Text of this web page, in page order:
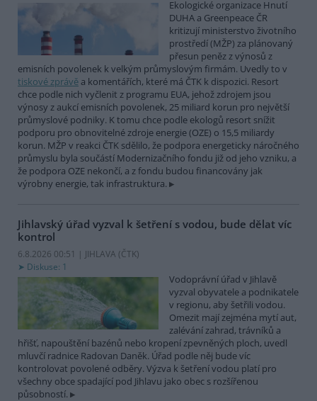
Ekologické organizace Hnutí
DUHA a Greenpeace ČR
kritizují ministerstvo životního
prostředí (MŽP) za plánovaný
přesun peněz z výnosů z
emisních povolenek k velkým průmyslovým firmám. Uvedly to v
tiskové zprávě a komentářích, které má ČTK k dispozici. Resort
chce podle nich vyčlenit z programu EUA, jehož zdrojem jsou
výnosy z aukcí emisních povolenek, 25 miliard korun pro největší
průmyslové podniky. K tomu chce podle ekologů resort snížit
podporu pro obnovitelné zdroje energie (OZE) o 15,5 miliardy
korun. MŽP v reakci ČTK sdělilo, že podpora energeticky náročného
průmyslu byla součástí Modernizačního fondu již od jeho vzniku, a
že podpora OZE nekončí, a z fondu budou financovány jak
výrobny energie, tak infrastruktura.
Jihlavský úřad vyzval k šetření s vodou, bude dělat víc
kontrol
6.8.2026 00:51 | JIHLAVA (ČTK)
Diskuse: 1
Vodoprávní úřad v Jihlavě
vyzval obyvatele a podnikatele
v regionu, aby šetřili vodou.
Omezit mají zejména mytí aut,
zalévání zahrad, trávníků a
hřišť, napouštění bazénů nebo kropení zpevněných ploch, uvedl
mluvčí radnice Radovan Daněk. Úřad podle něj bude víc
kontrolovat povolené odběry. Výzva k šetření vodou platí pro
všechny obce spadající pod Jihlavu jako obec s rozšířenou
působností.